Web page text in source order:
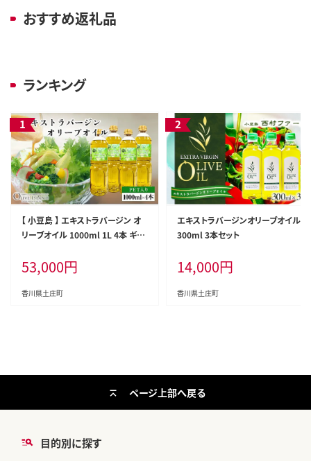
おすすめ返礼品
ランキング
【 小豆島 】 エキストラバージン オ
リーブオイル 1000ml 1L 4本 ギフ
タ サラダ ドレッシング 調味料 土庄
53,000円
香川県土庄町
エキストラバージンオリーブオイル
300ml 3本セット
14,000円
香川県土庄町
目的別に探す
ページ上部へ戻る